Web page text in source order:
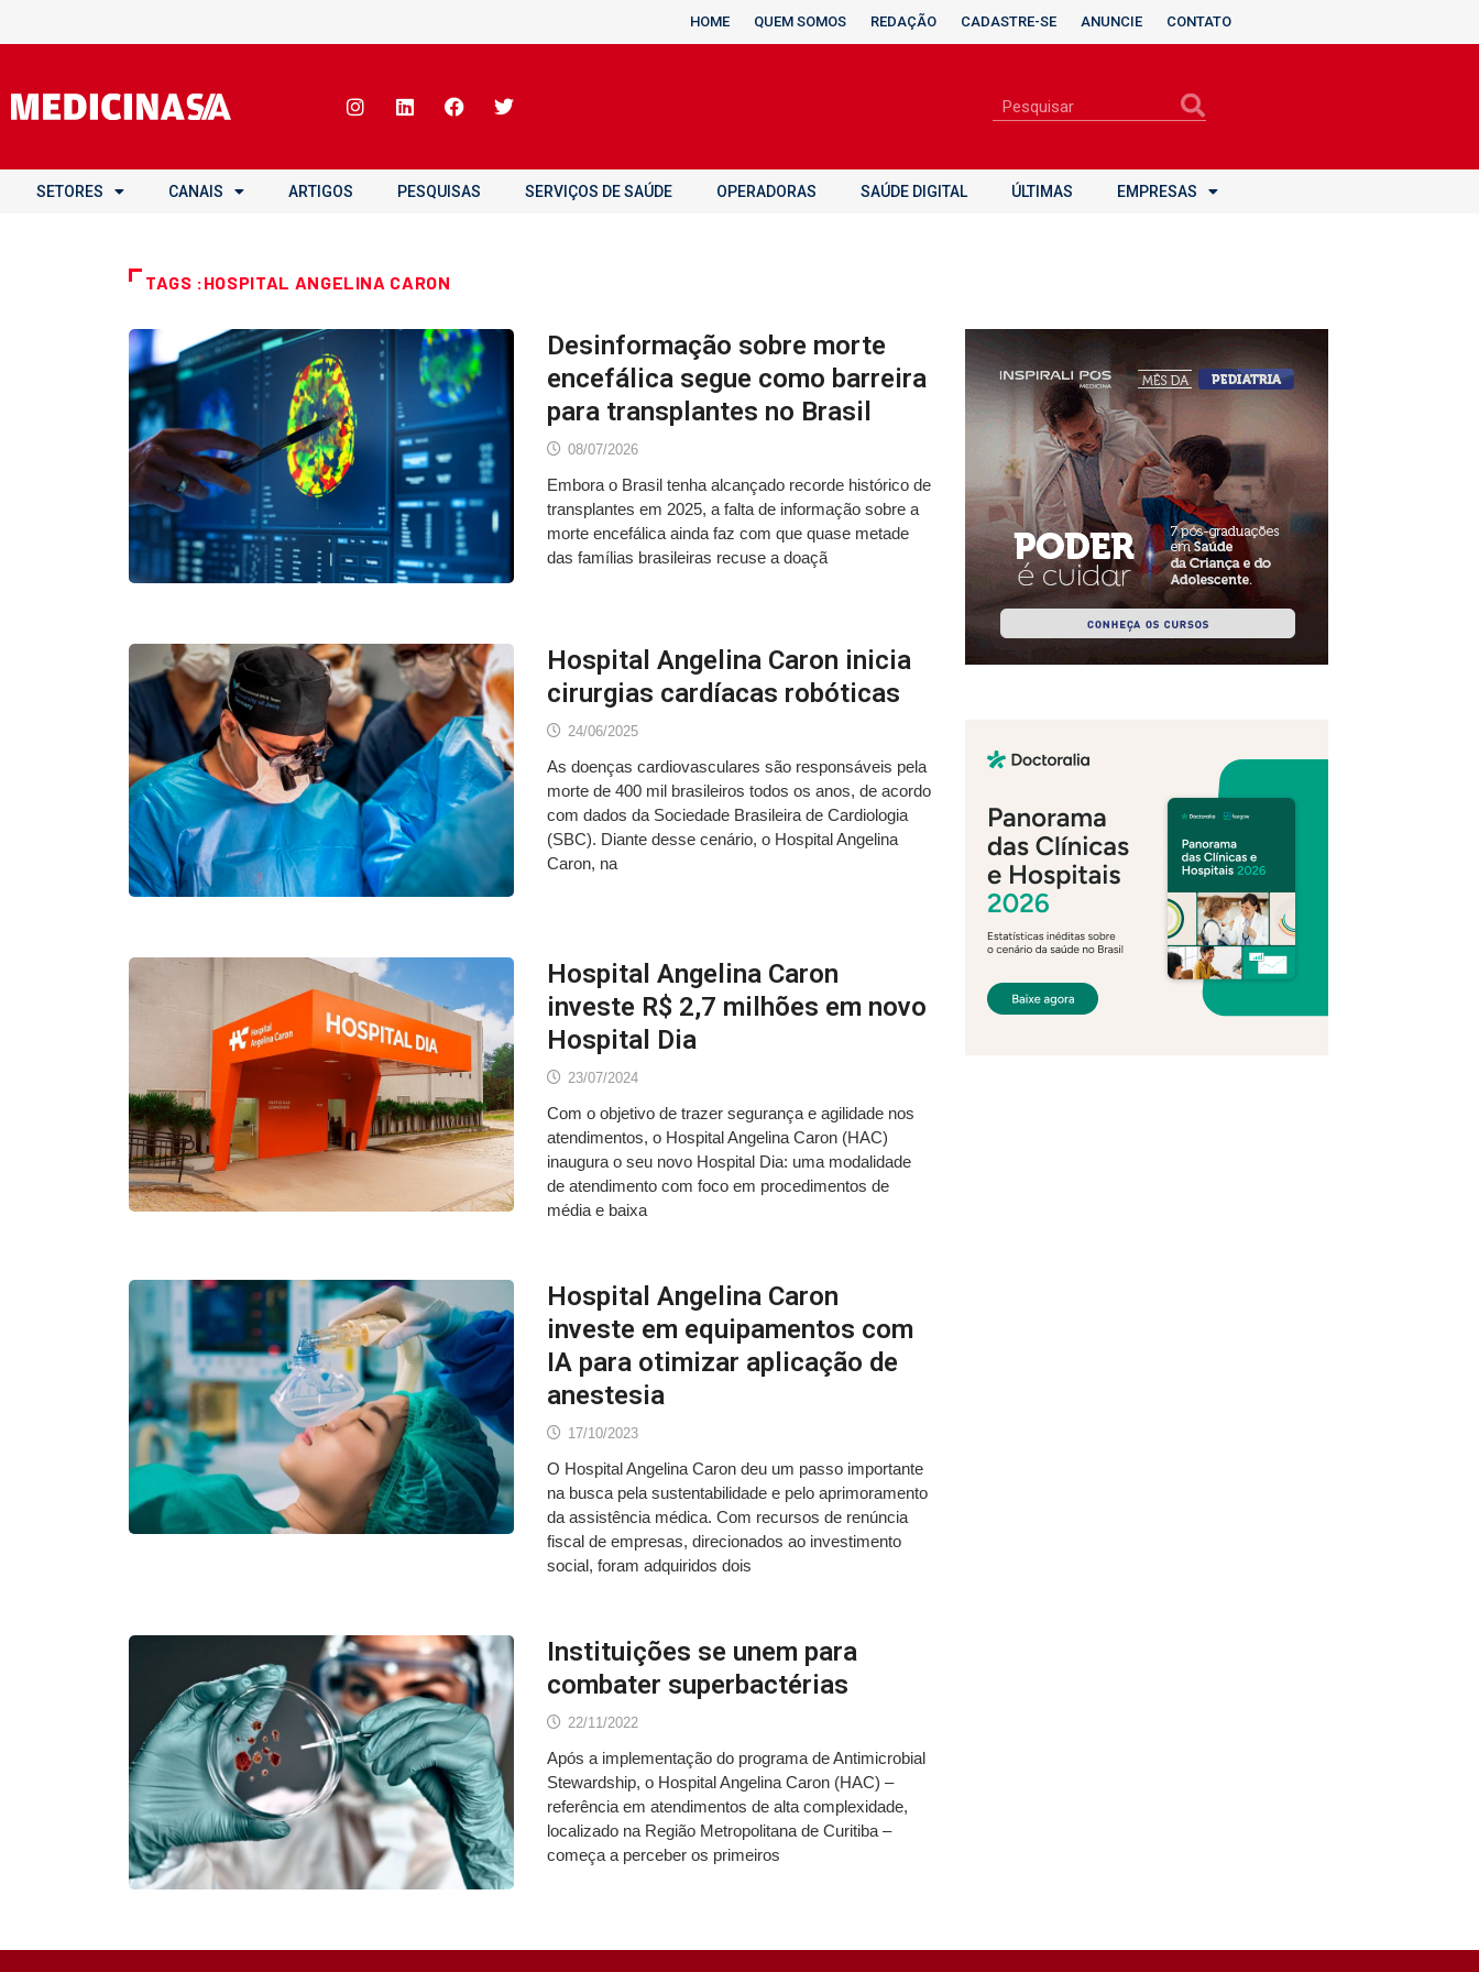
HOME QUEM SOMOS REDAÇÃO CADASTRE-SE ANUNCIE CONTATO
SETORES CANAIS ARTIGOS PESQUISAS SERVIÇOS DE SAÚDE OPERADORAS SAÚDE DIGITAL ÚLTIMAS EMPRESAS
TAGS :HOSPITAL ANGELINA CARON
Desinformação sobre morte
encefálica segue como barreira
para transplantes no Brasil
08/07/2026
Embora o Brasil tenha alcançado recorde histórico de
transplantes em 2025, a falta de informação sobre a
morte encefálica ainda faz com que quase metade
das famílias brasileiras recuse a doaçã
Hospital Angelina Caron inicia
cirurgias cardíacas robóticas
24/06/2025
As doenças cardiovasculares são responsáveis pela
morte de 400 mil brasileiros todos os anos, de acordo
com dados da Sociedade Brasileira de Cardiologia
(SBC). Diante desse cenário, o Hospital Angelina
Caron, na
Hospital Angelina Caron
investe R$ 2,7 milhões em novo
Hospital Dia
23/07/2024
Com o objetivo de trazer segurança e agilidade nos
atendimentos, o Hospital Angelina Caron (HAC)
inaugura o seu novo Hospital Dia: uma modalidade
de atendimento com foco em procedimentos de
média e baixa
Hospital Angelina Caron
investe em equipamentos com
IA para otimizar aplicação de
anestesia
17/10/2023
O Hospital Angelina Caron deu um passo importante
na busca pela sustentabilidade e pelo aprimoramento
da assistência médica. Com recursos de renúncia
fiscal de empresas, direcionados ao investimento
social, foram adquiridos dois
Instituições se unem para
combater superbactérias
22/11/2022
Após a implementação do programa de Antimicrobial
Stewardship, o Hospital Angelina Caron (HAC) –
referência em atendimentos de alta complexidade,
localizado na Região Metropolitana de Curitiba –
começa a perceber os primeiros